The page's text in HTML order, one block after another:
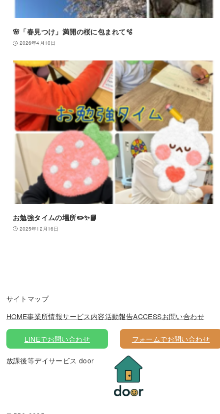
🌸「春見つけ」満開の桜に包まれて🫧
2026年4月10日
お勉強タイムの場所✏️✨📘
2025年12月16日
サイトマップ
HOME事業所情報サービス内容活動報告ACCESSお問い合わせ
LINEでお問い合わせ フォームでお問い合わせ
放課後等デイサービス door